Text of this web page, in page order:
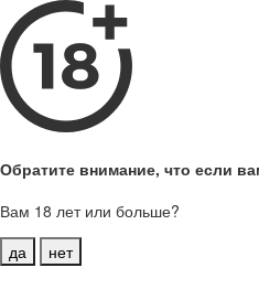
Обратите внимание, что если
Вам 18 лет или больше?
да
нет